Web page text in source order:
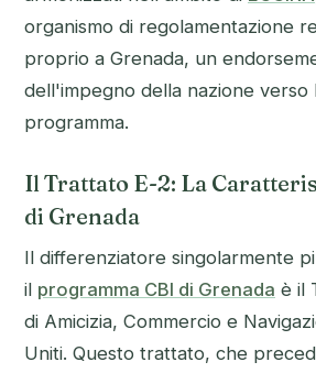
organismo di regolamentazione
proprio a Grenada, un
dell'impegno della nazione
programma.
Il Trattato E-2: La
di Grenada
Il differenziatore singolarmente
il programma CBI di Grenada è il
di Amicizia, Commercio e
Uniti. Questo trattato, che